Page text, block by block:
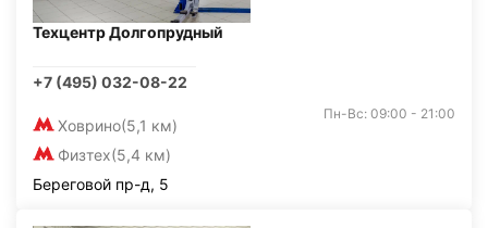
Техцентр Долгопрудный
+7 (495) 032-08-22
Ховрино(5,1 км)
Физтех(5,4 км)
Пн-Вс: 09:00 - 21:00
Береговой пр-д, 5